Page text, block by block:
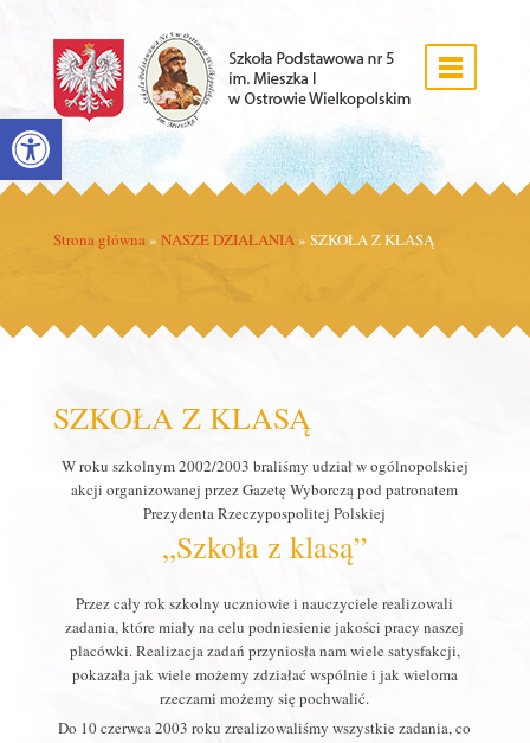
Open toolbar
Strona główna» NASZE DZIAŁANIA» SZKOŁA Z KLASĄ
SZKOŁA Z KLASĄ
W roku szkolnym 2002/2003 braliśmy udział w ogólnopolskiej
akcji organizowanej przez Gazetę Wyborczą pod patronatem
Prezydenta Rzeczypospolitej Polskiej
„Szkoła z klasą”
Przez cały rok szkolny uczniowie i nauczyciele realizowali
zadania, które miały na celu podniesienie jakości pracy naszej
placówki. Realizacja zadań przyniosła nam wiele satysfakcji,
pokazała jak wiele możemy zdziałać wspólnie i jak wieloma
rzeczami możemy się pochwalić.
Do 10 czerwca 2003 roku zrealizowaliśmy wszystkie zadania, co